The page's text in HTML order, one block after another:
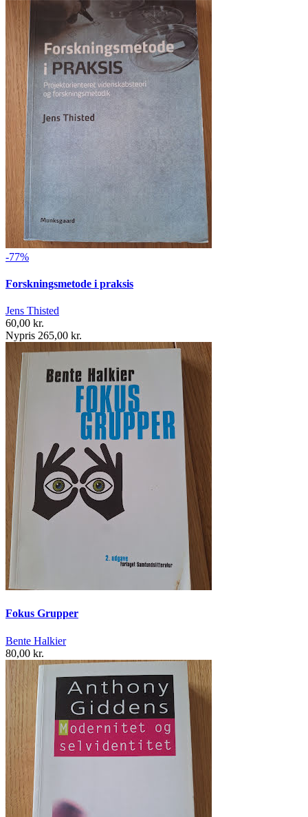
-77%
Forskningsmetode i praksis
Jens Thisted
60,00 kr.
Nypris 265,00 kr.
Fokus Grupper
Bente Halkier
80,00 kr.